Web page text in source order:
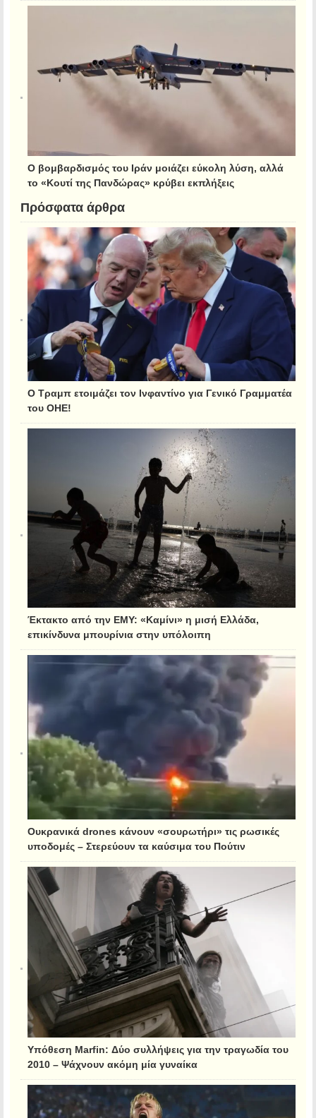
Ο βομβαρδισμός του Ιράν μοιάζει εύκολη λύση, αλλά
το «Κουτί της Πανδώρας» κρύβει εκπλήξεις
Πρόσφατα άρθρα
Ο Τραμπ ετοιμάζει τον Ινφαντίνο για Γενικό Γραμματέα
του ΟΗΕ!
Έκτακτο από την ΕΜΥ: «Καμίνι» η μισή Ελλάδα,
επικίνδυνα μπουρίνια στην υπόλοιπη
Ουκρανικά drones κάνουν «σουρωτήρι» τις ρωσικές
υποδομές – Στερεύουν τα καύσιμα του Πούτιν
Υπόθεση Marfin: Δύο συλλήψεις για την τραγωδία του
2010 – Ψάχνουν ακόμη μία γυναίκα